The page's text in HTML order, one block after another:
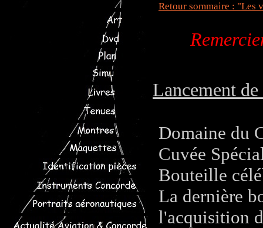
Retour sommaire : "Les
Lancement
Domaine du
Cuvée
Bouteille
La dernière
l'acquisition